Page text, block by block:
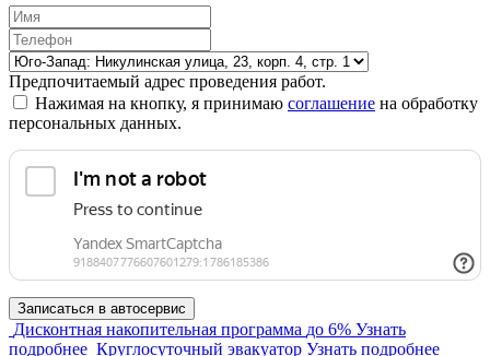
Предпочитаемый адрес проведения работ.
Нажимая на кнопку, я принимаю соглашение на обработку
персональных данных.
Дисконтная накопительная программа до 6% Узнать
подробнее Круглосуточный эвакуатор Узнать подробнее